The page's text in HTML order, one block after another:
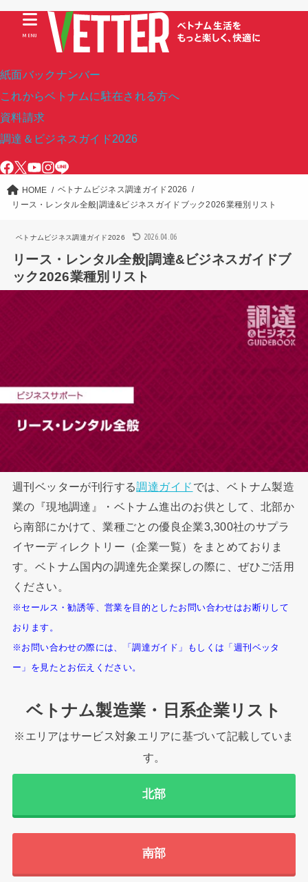
紙面バックナンバー
これからベトナムに駐在される方へ
資料請求
調達＆ビジネスガイド2026
MENU
HOME
ベトナムビジネス調達ガイド2026
リース・レンタル全般|調達&ビジネスガイドブック2026業種別リスト
ベトナムビジネス調達ガイド2026 2026.04.06
リース・レンタル全般|調達&ビジネスガイドブ
ック2026業種別リスト
週刊ベッターが刊行する調達ガイド では、ベトナム製造
業の『現地調達』・ベトナム進出のお供として、北部か
ら南部にかけて、業種ごとの優良企業3,300社のサプラ
イヤーディレクトリー（企業一覧）をまとめておりま
す。ベトナム国内の調達先企業探しの際に、ぜひご活用
ください。
※セールス・勧誘等、営業を目的としたお問い合わせはお断りして
おります。
※お問い合わせの際には、「調達ガイド」もしくは「週刊ベッタ
ー」を見たとお伝えください。
ベトナム製造業・日系企業リスト
※エリアはサービス対象エリアに基づいて記載していま
す。
北部
南部